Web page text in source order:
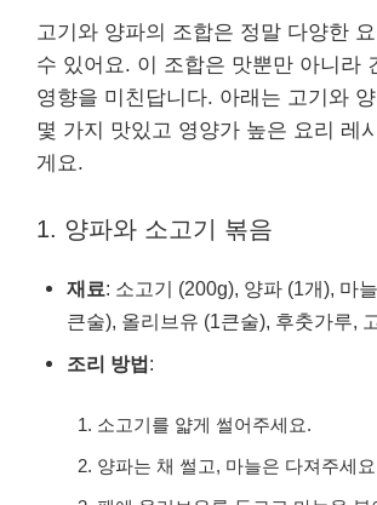
고기와 양파의 조합은 정말 다양한
수 있어요. 이 조합은 맛뿐만 아니라
영향을 미친답니다. 아래는 고기와
몇 가지 맛있고 영양가 높은 요리 레
게요.
1. 양파와 소고기 볶음
재료: 소고기 (200g), 양파 (1개), 마
큰술), 올리브유 (1큰술), 후춧가루,
조리 방법:
소고기를 얇게 썰어주세요.
양파는 채 썰고, 마늘은 다져주세